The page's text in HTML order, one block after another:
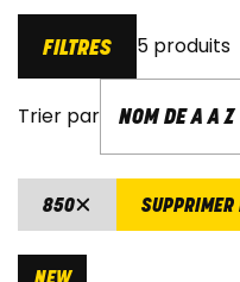
FILTRES 5 produits
Trier par
850 SUPPRIMER